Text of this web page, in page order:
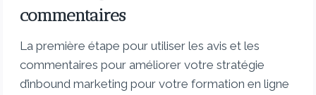
commentaires
La première étape pour utiliser les avis et les
commentaires pour améliorer votre stratégie
d’inbound marketing pour votre formation en ligne